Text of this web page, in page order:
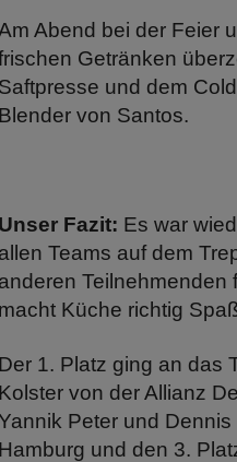
Abend bei der Feier
Getränken
und dem
von Santos.
Fazit: Es war
Teams auf dem
Teilnehmenden
Küche richtig
1. Platz ging an das
von der Allianz
Peter und
und den 3.